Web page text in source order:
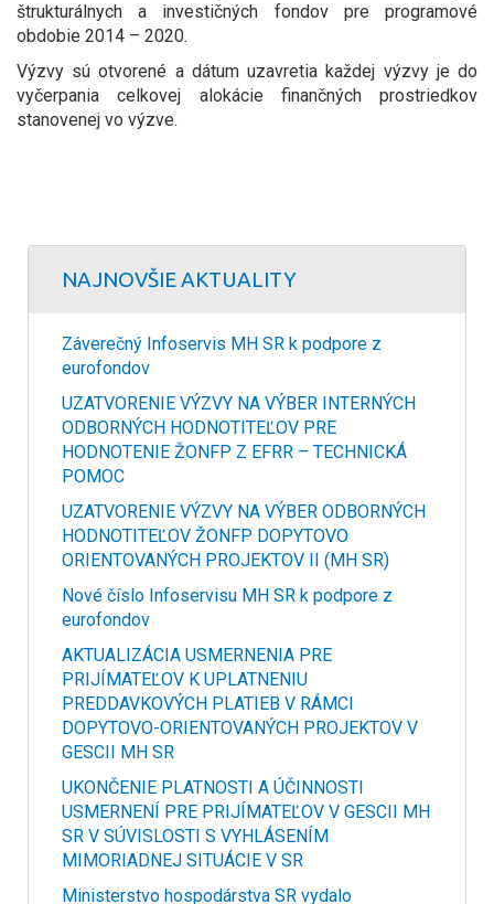
štrukturálnych a investičných fondov pre programové
obdobie 2014 – 2020.
Výzvy sú otvorené a dátum uzavretia každej výzvy je do
vyčerpania celkovej alokácie finančných prostriedkov
stanovenej vo výzve.
NAJNOVŠIE AKTUALITY
Záverečný Infoservis MH SR k podpore z
eurofondov
UZATVORENIE VÝZVY NA VÝBER INTERNÝCH
ODBORNÝCH HODNOTITEĽOV PRE
HODNOTENIE ŽONFP Z EFRR – TECHNICKÁ
POMOC
UZATVORENIE VÝZVY NA VÝBER ODBORNÝCH
HODNOTITEĽOV ŽONFP DOPYTOVO
ORIENTOVANÝCH PROJEKTOV II (MH SR)
Nové číslo Infoservisu MH SR k podpore z
eurofondov
AKTUALIZÁCIA USMERNENIA PRE
PRIJÍMATEĽOV K UPLATNENIU
PREDDAVKOVÝCH PLATIEB V RÁMCI
DOPYTOVO-ORIENTOVANÝCH PROJEKTOV V
GESCII MH SR
UKONČENIE PLATNOSTI A ÚČINNOSTI
USMERNENÍ PRE PRIJÍMATEĽOV V GESCII MH
SR V SÚVISLOSTI S VYHLÁSENÍM
MIMORIADNEJ SITUÁCIE V SR
Ministerstvo hospodárstva SR vydalo